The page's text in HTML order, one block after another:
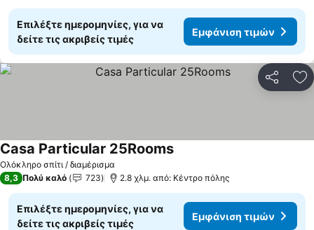
Επιλέξτε ημερομηνίες, για να
δείτε τις ακριβείς τιμές
Εμφάνιση τιμών
Ολόκληρο σπίτι / διαμέρισμα
Casa Particular 25Rooms
8,3 Πολύ καλό 723 2.8 χλμ. από: Κέντρο πόλης
Επιλέξτε ημερομηνίες, για να
δείτε τις ακριβείς τιμές
Εμφάνιση τιμών